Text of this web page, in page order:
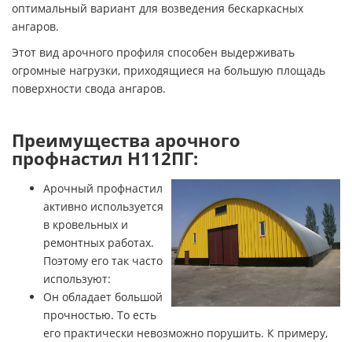
оптимальный вариант для возведения бескаркасных
ангаров.
Этот вид арочного профиля способен выдерживать
огромные нагрузки, приходящиеся на большую площадь
поверхности свода ангаров.
Преимущества арочного
профнастил Н112ПГ:
Арочный профнастил
активно используется
в кровельных и
ремонтных работах.
Поэтому его так часто
используют:
Он обладает большой
прочностью. То есть
его практически невозможно порушить. К примеру,